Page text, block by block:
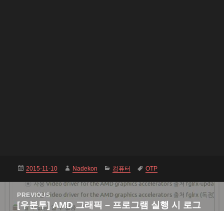
Posted
2015-11-10 Author
Nadekon Categories
컴퓨터 Tags
OTP
navigation
PREVIOUS
Previous
[우분투] AMD 그래픽 – 프로그램 실행 시 로그